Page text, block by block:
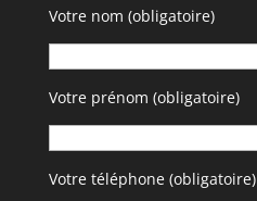
Votre nom (obligatoire)
Votre prénom (obligatoire)
Votre téléphone (obligatoire)